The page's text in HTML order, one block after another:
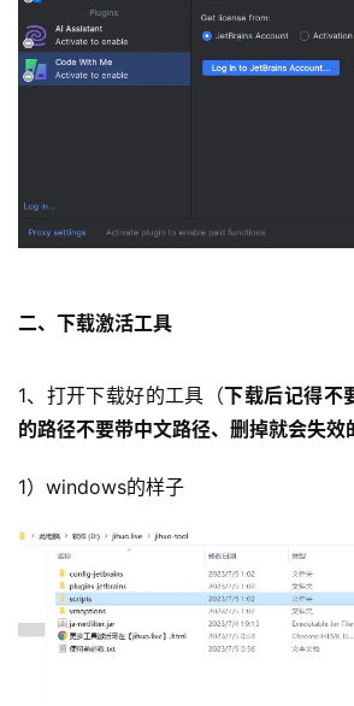
二、下载激活工具
1、打开下载好的工具（下载后记得不
的路径不要带中文路径、删掉就会失效
1）windows的样子